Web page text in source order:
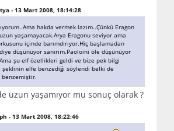
- 13 Mart 2008, 18:14:28
hakda vermek lazım..Çünkü Eragon
yaşamayacak.Arya Eragonu seviyor ama
içinde barımdırıyor.Hiç başlamadan
düşünüyor sanırım.Paoloini öle düşünüyor
Ama şu elf özellikleri geldi ve bize pek bilgi
elfe benzediği söylendi belki de
benzemiştir.
uzun yaşamıyor mu sonuç olarak ?
- 13 Mart 2008, 18:22:46